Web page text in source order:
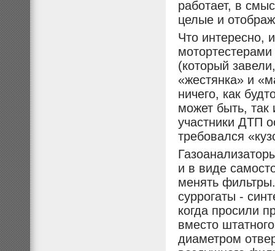
работает, в
целые и
Что интересно,
(который
«жестянка» и
ничего, как
может быть, так
участники ДТП
требовался
и в виде
менять
суррогаты -
когда просили
вместо
диаметром